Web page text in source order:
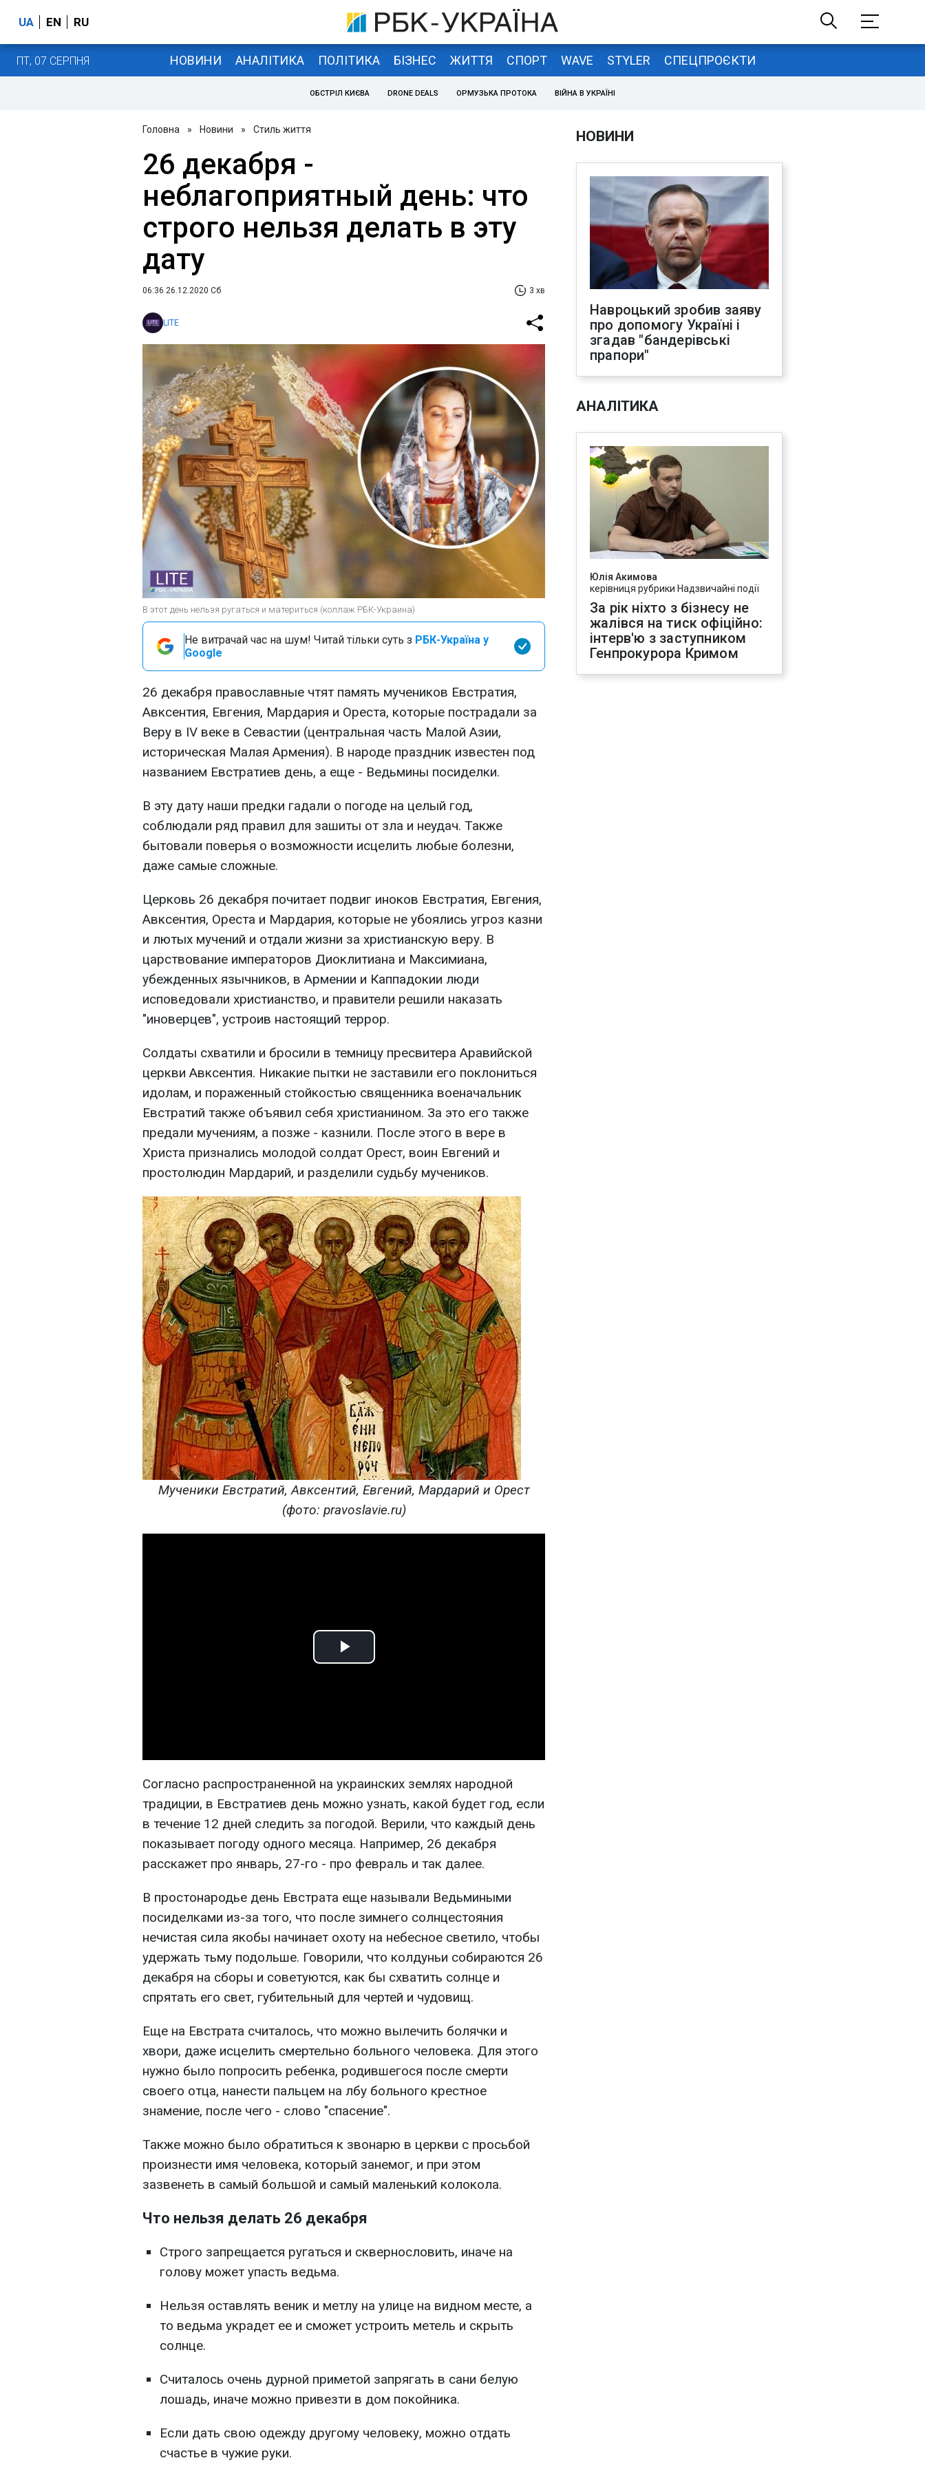
UA EN RU
ПТ, 07 СЕРПНЯ НОВИНИ АНАЛІТИКА ПОЛІТИКА БІЗНЕС ЖИТТЯ СПОРТ WAVE STYLER СПЕЦПРОЄКТИ
ОБСТРІЛ КИЄВА DRONE DEALS ОРМУЗЬКА ПРОТОКА ВІЙНА В УКРАЇНІ
Головна » Новини » Стиль життя
26 декабря -
неблагоприятный день: что
строго нельзя делать в эту
дату
06:36 26.12.2020 Сб 3 хв
LITE
В этот день нельзя ругаться и материться (коллаж РБК-Украина)
Не витрачай час на шум! Читай тільки суть з РБК-Україна у
Google
26 декабря православные чтят память мучеников Евстратия,
Авксентия, Евгения, Мардария и Ореста, которые пострадали за
Веру в IV веке в Севастии (центральная часть Малой Азии,
историческая Малая Армения). В народе праздник известен под
названием Евстратиев день, а еще - Ведьмины посиделки.
В эту дату наши предки гадали о погоде на целый год,
соблюдали ряд правил для зашиты от зла и неудач. Также
бытовали поверья о возможности исцелить любые болезни,
даже самые сложные.
Церковь 26 декабря почитает подвиг иноков Евстратия, Евгения,
Авксентия, Ореста и Мардария, которые не убоялись угроз казни
и лютых мучений и отдали жизни за христианскую веру. В
царствование императоров Диоклитиана и Максимиана,
убежденных язычников, в Армении и Каппадокии люди
исповедовали христианство, и правители решили наказать
"иноверцев", устроив настоящий террор.
Солдаты схватили и бросили в темницу пресвитера Аравийской
церкви Авксентия. Никакие пытки не заставили его поклониться
идолам, и пораженный стойкостью священника военачальник
Евстратий также объявил себя христианином. За это его также
предали мучениям, а позже - казнили. После этого в вере в
Христа признались молодой солдат Орест, воин Евгений и
простолюдин Мардарий, и разделили судьбу мучеников.
Мученики Евстратий, Авксентий, Евгений, Мардарий и Орест
(фото: pravoslavie.ru)
Play
Согласно распространенной на украинских землях народной
традиции, в Евстратиев день можно узнать, какой будет год, если
в течение 12 дней следить за погодой. Верили, что каждый день
показывает погоду одного месяца. Например, 26 декабря
расскажет про январь, 27-го - про февраль и так далее.
В простонародье день Евстрата еще называли Ведьмиными
посиделками из-за того, что после зимнего солнцестояния
нечистая сила якобы начинает охоту на небесное светило, чтобы
удержать тьму подольше. Говорили, что колдуньи собираются 26
декабря на сборы и советуются, как бы схватить солнце и
спрятать его свет, губительный для чертей и чудовищ.
Еще на Евстрата считалось, что можно вылечить болячки и
хвори, даже исцелить смертельно больного человека. Для этого
нужно было попросить ребенка, родившегося после смерти
своего отца, нанести пальцем на лбу больного крестное
знамение, после чего - слово "спасение".
Также можно было обратиться к звонарю в церкви с просьбой
произнести имя человека, который занемог, и при этом
зазвенеть в самый большой и самый маленький колокола.
Что нельзя делать 26 декабря
Строго запрещается ругаться и сквернословить, иначе на
голову может упасть ведьма.
Нельзя оставлять веник и метлу на улице на видном месте, а
то ведьма украдет ее и сможет устроить метель и скрыть
солнце.
Считалось очень дурной приметой запрягать в сани белую
лошадь, иначе можно привезти в дом покойника.
Если дать свою одежду другому человеку, можно отдать
счастье в чужие руки.
НОВИНИ
Навроцький зробив заяву
про допомогу Україні і
згадав "бандерівські
прапори"
АНАЛІТИКА
Юлія Акимова
керівниця рубрики Надзвичайні події
За рік ніхто з бізнесу не
жалівся на тиск офіційно:
інтерв'ю з заступником
Генпрокурора Кримом